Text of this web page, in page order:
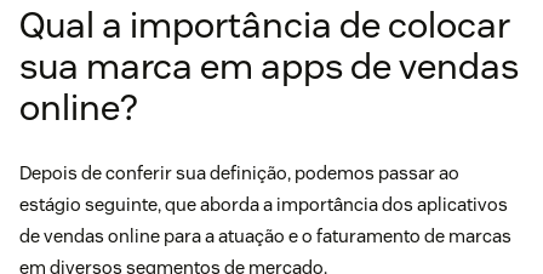
Qual a importância de colocar
sua marca em apps de vendas
online?
Depois de conferir sua definição, podemos passar ao
estágio seguinte, que aborda a importância dos aplicativos
de vendas online para a atuação e o faturamento de marcas
em diversos segmentos de mercado.